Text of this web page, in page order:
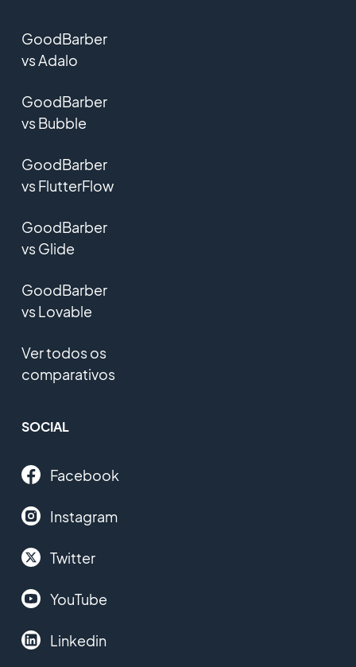
GoodBarber
vs Adalo
GoodBarber
vs Bubble
GoodBarber
vs FlutterFlow
GoodBarber
vs Glide
GoodBarber
vs Lovable
Ver todos os
comparativos
SOCIAL
Facebook
Instagram
Twitter
YouTube
Linkedin